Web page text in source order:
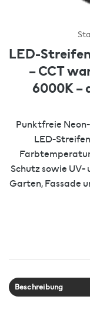
LED-
– CCT
6000K –
Punktfreie
LED-
Schutz sowie
Garten, Fassade
Beschreibung